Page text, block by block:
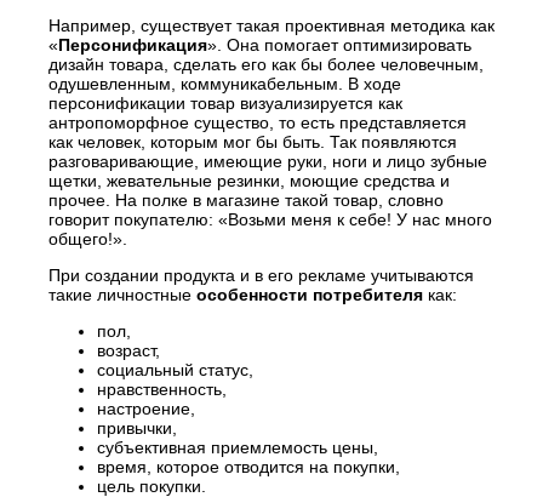
Например, существует такая проективная методика как
«Персонификация». Она помогает оптимизировать
дизайн товара, сделать его как бы более человечным,
одушевленным, коммуникабельным. В ходе
персонификации товар визуализируется как
антропоморфное существо, то есть представляется
как человек, которым мог бы быть. Так появляются
разговаривающие, имеющие руки, ноги и лицо зубные
щетки, жевательные резинки, моющие средства и
прочее. На полке в магазине такой товар, словно
говорит покупателю: «Возьми меня к себе! У нас много
общего!».
При создании продукта и в его рекламе учитываются
такие личностные особенности потребителя как:
пол,
возраст,
социальный статус,
нравственность,
настроение,
привычки,
субъективная приемлемость цены,
время, которое отводится на покупки,
цель покупки.